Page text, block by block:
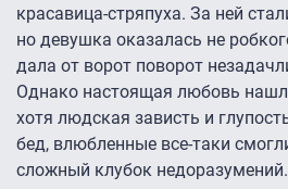
красавица-стряпуха. За ней
но девушка оказалась не
дала от ворот поворот
Однако настоящая любовь
хотя людская зависть и
бед, влюбленные все-таки
сложный клубок недоразумений.